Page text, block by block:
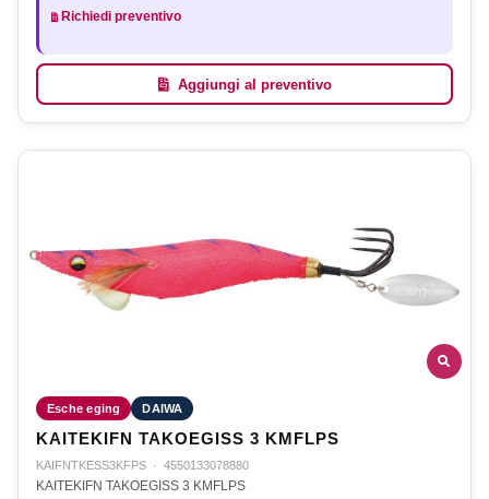
Richiedi preventivo
Aggiungi al preventivo
Esche eging DAIWA
KAITEKIFN TAKOEGISS 3 KMFLPS
KAIFNTKESS3KFPS · 4550133078880
KAITEKIFN TAKOEGISS 3 KMFLPS